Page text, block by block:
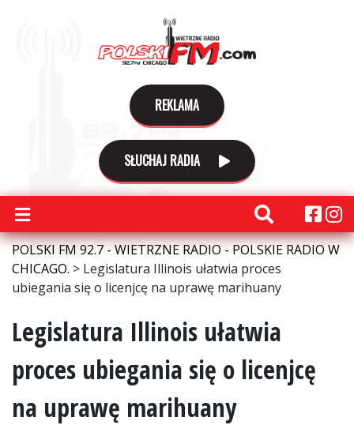
REKLAMA
SŁUCHAJ RADIA
POLSKI FM 92.7 - WIETRZNE RADIO - POLSKIE RADIO W
CHICAGO. > Legislatura Illinois ułatwia proces
ubiegania się o licenjcę na uprawę marihuany
Legislatura Illinois ułatwia
proces ubiegania się o licenjcę
na uprawę marihuany